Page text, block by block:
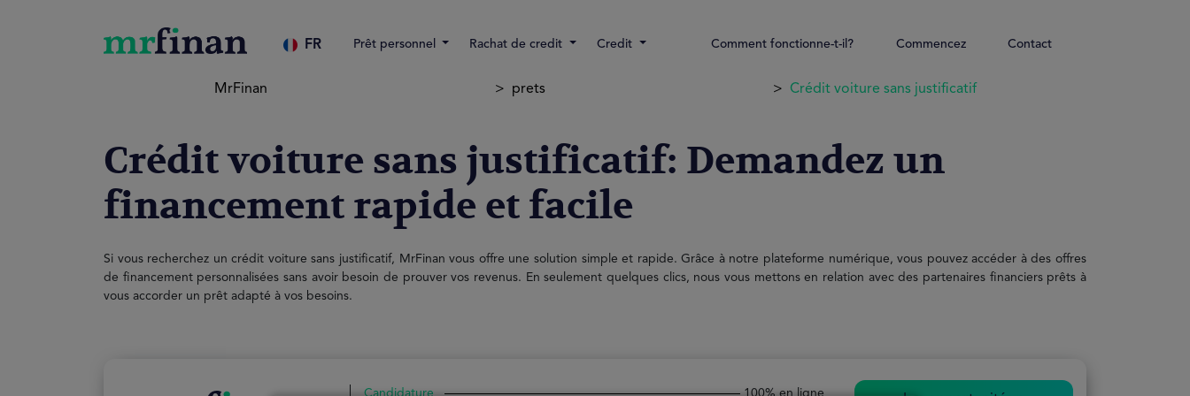
FR Prêt personnel Rachat de credit Credit Contact
Commencez
Comment fonctionne-t-il?
MrFinan prets Crédit voiture sans justificatif
Crédit voiture sans justificatif: Demandez un
financement rapide et facile
Si vous recherchez un crédit voiture sans justificatif, MrFinan vous offre une solution simple et rapide. Grâce à notre plateforme numérique, vous pouvez accéder à des offres
de financement personnalisées sans avoir besoin de prouver vos revenus. En seulement quelques clics, nous vous mettons en relation avec des partenaires financiers prêts à
vous accorder un prêt adapté à vos besoins.
Candidature 100% en ligne